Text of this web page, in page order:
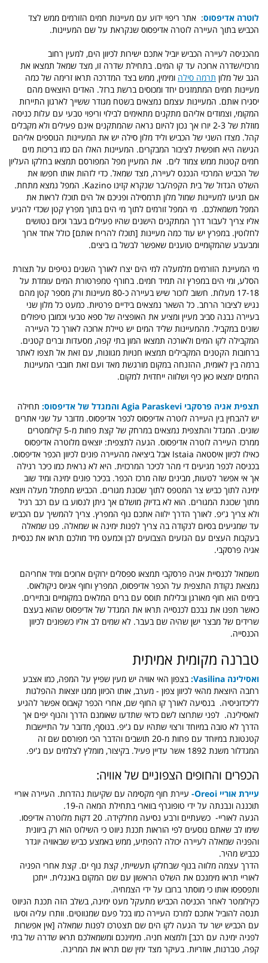
לוטרה אדיפסוס: אתר ריפוי ידוע עם מעיינות חמים הזורמים ממש לצד
הכביש בתוך העיירה לוטרה אדיפסוס שנקראת על שם המעיינות.
מהכניסה לעיירה הכביש יוביל אתכם ישירות לכיוון הים, למעין רחוב
מרכזי/שדרה ארוכה עד קו המים. בתחילת שדרה זו, מצד שמאל תמצאו את
הגב של מלון תרמה סילה ומימין, ממש בצד המדרכה תראו זרימה של כמה
מעיינות חמים המתמזגים יחד ומכוסים ברשת ברזל. האדים היוצאים מהם
יסגירו אותם. המעיינות עצמם נמצאים בשטח מגודר ששייך לארגון התיירות
המקומי, וצמודים אליהם מתקנים מתאימים לבילוי וריפוי טבעי עם עלות כניסה
מוזלת של 2-3 יורו אך נכון להיום נראה שהמתקנים אינם פעילים ולא מקבלים
קהל. מצדו השני של הכביש וליד מלון סילה יש את המעיינות הנוספים אליהם
הגישה היא חופשית לציבור המבקרים. המעיינות האלו הם כמו בריכות מים
חמים קטנות ממש צמוד לים. את המעיין מפל המפורסם תמצאו בחלקו העליון
של הכביש המרכזי הנכנס לעיירה, מצד שמאל. כדי לזהות אותו חפשו את
השלט הגדול של בית הקפה/בר שנקרא קזינו Kazino. המפל נמצא מתחת.
אם תגיעו למעיינות שמול מלון תרמסילה ופניכם אל הים תוכלו לראות את
המפל משמאלכם. מי המפל זורמים לתוך מי הים בתוך מפרץ קטן שכדי להגיע
אליו צריך לעבור דרך המתקנים הישנים שהיו פעילים בעבר וכיום נטושים
לחלוטין. במפרץ יש עוד כמה מעיינות [תוכלו להריח אותם] כולל אחד ארוך
ומבעבע שהמקומיים טוענים שאפשר לבשל בו ביצים.
מי המעיינת הזורמים מלמעלה למי הים יצרו לאורך השנים נטיפים על תצורת
הסלע, ומי הים במפרץ זה תמיד חמים. בחורף טמפרטורת המים עומדת על
17-18 מעלות. חשוב לזכור שיש בעיירה כ-80 מעיינות ורק מספר קטן מהם
נגיש לציבור הרחב. כל השאר נמצאים בידיים פרטיות. כמעט כל מלון שני
בעיירה נבנה סביב מעיין ומציע את האופציה של ספא טבעי וכמובן טיפולים
שונים במקביל. מהמעיינות שליד המים יש טיילת ארוכה לאורך כל העיירה
המקבילה לקו המים ולאורכה תמצאו המון בתי קפה, מסעדות וברים קטנים.
ברחובות הקטנים המקבילים תמצאו חנויות מגוונות, עם זאת אל תצפו לאתר
ברמה בין לאומית, ההזנחה במקום מורגשת מאד ועם זאת חובבי המעיינות
החמים ימצאו כאן כיף ושלווה ייחדוית למקום.
תצפית אגיה פרסקבי Agia Paraskevi והמגדל של אדיפסוס:
תחילה
יש להבחין בין העיירה לוטרה אדיפסוס לכפר אדיפסוס. מדובר על שני אתרים
שונים. המגדל והתצפית נמצאים במרחק של קצת פחות מ-5 קילומטרים
ממרכז העיירה לוטרה אדיפסוס. הגעה לתצפית: יוצאים מלוטרה אדיפסוס
כאילו לכיוון איסטאה Istaia אבל ביציאה מהעיירה פונים לכיוון הכפר אדיפסוס.
בכניסה לכפר מגיעים די מהר לכיכר המרכזית. היא לא נראית כמו כיכר רגילה
אך אי אפשר לטעות, מבינים שזה מרכז הכפר. בכיכר פונים ימינה ומיד שוב
ימינה לתוך כביש צר המטפס לתוך שכונת מגורים. הכביש מתפתל מעלה ויוצא
מתוך שכונת המגורים. הוא לא בדיוק מושלם אך ניתן לנסוע בו עם רכב רגיל
ולא צריך ג'יפ. לאורך הדרך ילווה אתכם נוף המפרץ. צריך להמשיך עם הכביש
עד שמגיעים בסיום לנקודה בה צריך לפנות ימינה או שמאלה. פנו שמאלה
בעקבות העצים עם הגזעים הצבועים לבן וכמעט מיד מולכם תראו את כנסיית
אגיה פרסקבי.
משמאל לכנסיית אגיה פרסקבי תמצאו ספסלים ירוקים ארוכים ומיד אחריהם
נמצאת נקודת התצפית על הכפר אדיפסוס, המפרץ וחוף אגיוס ניקולאוס.
בימים הוא חוף מאורגן ובלילות תוסס עם ברים המלאים במקומיים ובתיירים.
כאשר תפנו את גבכם לכנסייה תראו את המגדל של אדיפסוס שהוא בעצם
שרידים של מבצר ישן שהיה שם בעבר. לא שמים לב אליו כשפונים לכיוון
הכנסייה.
טברנה מקומית אמיתית
ואסילינה Vasilina:
בצפון האי אוויה יש מעין שפיץ על המפה, כמו אצבע
רחבה היוצאת מהאי לכיוון צפון - מערב, אותו הכיוון ממנו יוצאות ההפלגות
לליכדוניסיה. בנסיעה לאורך קו החוף שם, אחרי הכפר קאבוס אפשר להגיע
לואסילינה. לפני שתרוצו לשם כדאי שתדעו שאומנם הדרך והנוף יפים אך
הדרך לא טובה במיוחד ורצוי שתהיו עם ג'יפ. בנוסף, מדובר על התיישבות
קטנטונת במיוחד עם פחות מ-20 תושבים והדבר הכי מפורסם שם זה
המגדלור משנת 1892 אשר עדיין פעיל. בקיצור, מומלץ לצלמים עם ג'יפ.
הכפרים והחופים הצפוניים של אוויה:
עיירת אוריי Oreoi-
עיירת חוף מקסימה עם שקיעות נהדרות. העיירה אוריי
תוכננה ונבנתה על ידי טופוגרף בווארי בתחילת המאה ה-19.
הגעה לאוריי- כשעתיים ורבע נסיעה מחלקידה. 20 דקות מלוטרה אדיפסו.
שימו לב שאתם נוסעים לפי הוראות תכנת ניווט כי השילוט הוא רק ביוונית
והפניה שמאלה לעיירה יכולה להפתיע, ממש באמצע כביש שבאוויה יוגדר
ככביש מהיר.
הדרך עצמה מלווה בנוף שבחלקו תעשייתי, קצת נוף ים. קצת אחרי הפניה
לאוריי תראו מימנכם את השלט הראשון עם שם המקום באנגלית. ייתכן
ותפספסו אותו כי מוסתר ברובו על ידי הצמחיה.
כקילומטר לאחר הכניסה הכביש מתעקל מעט ימינה, בשלב הזה תכנת הניווט
תנסה להוביל אתכם למרכז העיירה כמו בכל פעם שמנווטים. וותרו עליה וסעו
עם הכביש ישר עד הגעה לקו הים שם תצטרכו לפנות שמאלה [אין אפשרות
לפניה ימינה עם רכב] ולמצוא חניה. מימינכם ומשמאלכם תראו שדרה של בתי
קפה, טברנות, אוזריות. בעיקר מצד ימין שם תראו את המרינה.